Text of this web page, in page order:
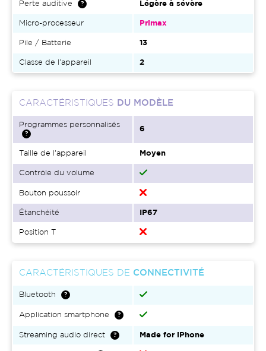
Perte auditive Légère à sévère
Micro-processeur Primax
Pile / Batterie 13
Classe de l'appareil 2
CARACTÉRISTIQUES DU MODÈLE
Programmes personnalisés
6
Taille de l'appareil Moyen
Contrôle du volume
Bouton poussoir
Étanchéité IP67
Position T
CARACTÉRISTIQUES DE CONNECTIVITÉ
Bluetooth
Application smartphone
Streaming audio direct Made for iPhone